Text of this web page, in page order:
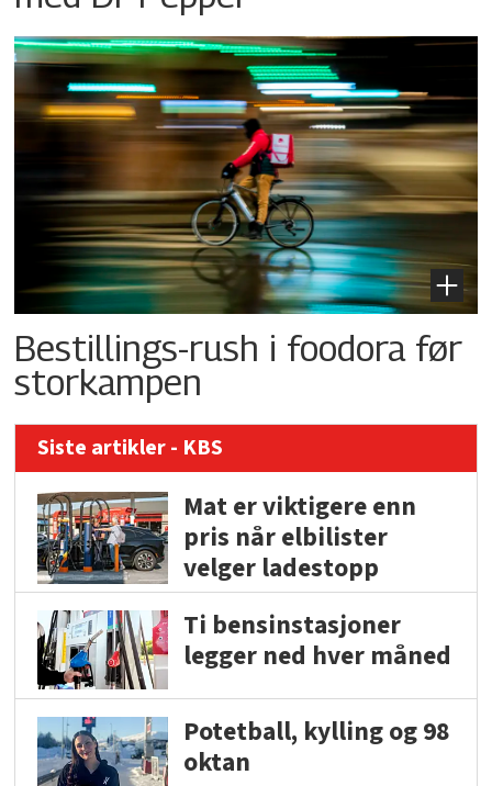
Bestillings-rush i foodora før
storkampen
Siste artikler - KBS
Mat er viktigere enn
pris når elbilister
velger ladestopp
Ti bensinstasjoner
legger ned hver måned
Potetball, kylling og 98
oktan